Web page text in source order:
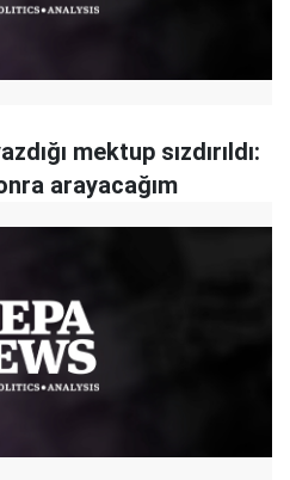
mektup sızdırıldı:
arayacağım